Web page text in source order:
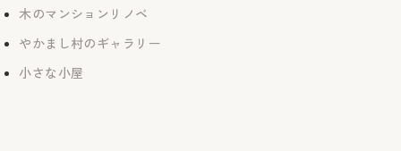
木のマンションリノベ
やかまし村のギャラリー
小さな小屋